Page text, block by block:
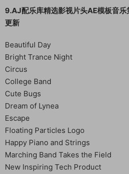
9.AJ配乐库精选影视片头AE模板音
更新
Beautiful Day
Bright Trance Night
Circus
College Band
Cute Bugs
Dream of Lynea
Escape
Floating Particles Logo
Happy Piano and Strings
Marching Band Takes the Field
New Inspiring Tech Product